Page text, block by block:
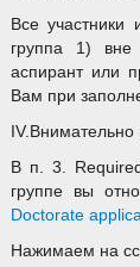
Все
группа 1) вне
аспирант или
Вам при
В п. 3.
группе вы
Doctorate
Нажимаем на